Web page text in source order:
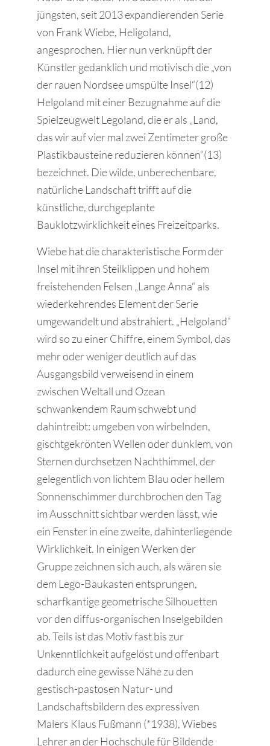
jüngsten, seit 2013 expandierenden Serie
von Frank Wiebe, Heligoland,
angesprochen. Hier nun verknüpft der
Künstler gedanklich und motivisch die „von
der rauen Nordsee umspülte Insel“(12)
Helgoland mit einer Bezugnahme auf die
Spielzeugwelt Legoland, die er als „Land,
das wir auf vier mal zwei Zentimeter große
Plastikbausteine reduzieren können“(13)
bezeichnet. Die wilde, unberechenbare,
natürliche Landschaft trifft auf die
künstliche, durchgeplante
Bauklotzwirklichkeit eines Freizeitparks.
Wiebe hat die charakteristische Form der
Insel mit ihren Steilklippen und hohem
freistehenden Felsen „Lange Anna“ als
wiederkehrendes Element der Serie
umgewandelt und abstrahiert. „Helgoland“
wird so zu einer Chiffre, einem Symbol, das
mehr oder weniger deutlich auf das
Ausgangsbild verweisend in einem
zwischen Weltall und Ozean
schwankendem Raum schwebt und
dahintreibt: umgeben von wirbelnden,
gischtgekrönten Wellen oder dunklem, von
Sternen durchsetzen Nachthimmel, der
gelegentlich von lichtem Blau oder hellem
Sonnenschimmer durchbrochen den Tag
im Ausschnitt sichtbar werden lässt, wie
ein Fenster in eine zweite, dahinterliegende
Wirklichkeit. In einigen Werken der
Gruppe zeichnen sich auch, als wären sie
dem Lego-Baukasten entsprungen,
scharfkantige geometrische Silhouetten
vor den diffus-organischen Inselgebilden
ab. Teils ist das Motiv fast bis zur
Unkenntlichkeit aufgelöst und offenbart
dadurch eine gewisse Nähe zu den
gestisch-pastosen Natur- und
Landschaftsbildern des expressiven
Malers Klaus Fußmann (*1938), Wiebes
Lehrer an der Hochschule für Bildende